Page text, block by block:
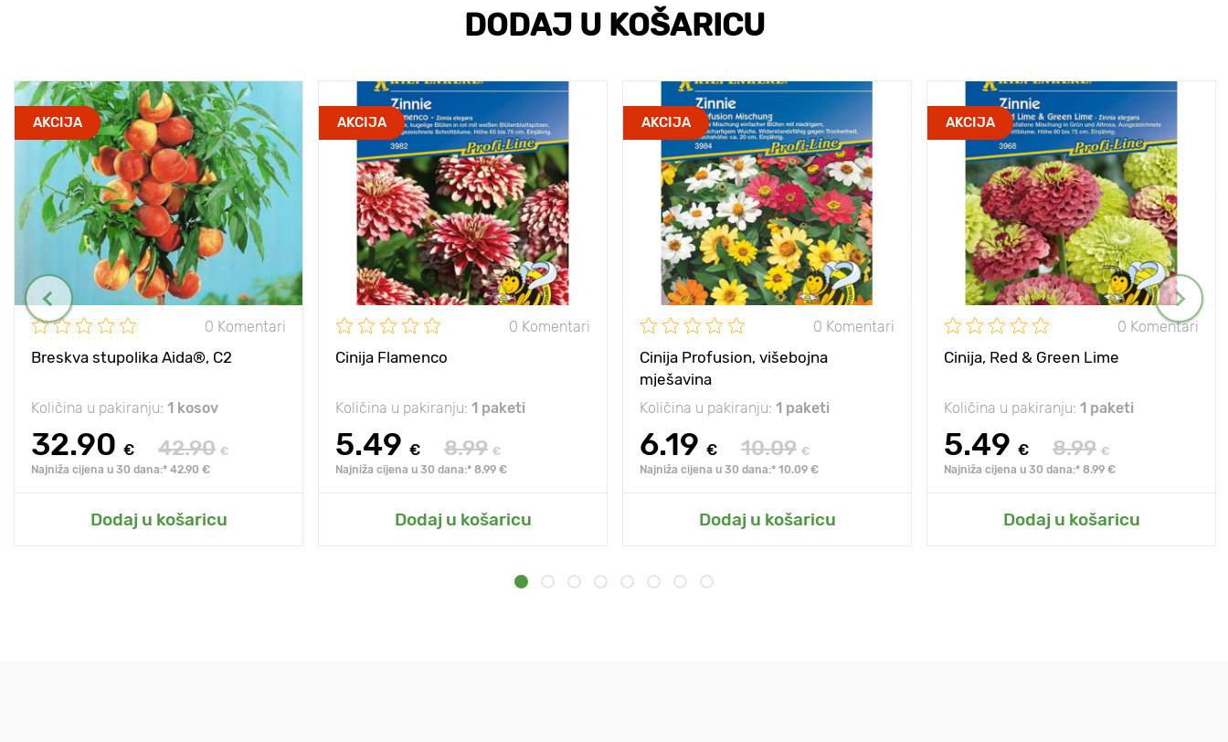
DODAJ U KOŠARICU
AKCIJA
0 Komentari
Breskva stupolika Aida®, C2
Količina u pakiranju: 1 kosov
32.90 € 42.90 €
Najniža cijena u 30 dana:* 42.90 €
Dodaj u košaricu
AKCIJA
0 Komentari
Cinija Flamenco
Količina u pakiranju: 1 paketi
5.49 € 8.99 €
Najniža cijena u 30 dana:* 8.99 €
Dodaj u košaricu
AKCIJA
0 Komentari
Cinija Profusion, višebojna
mješavina
Količina u pakiranju: 1 paketi
6.19 € 10.09 €
Najniža cijena u 30 dana:* 10.09 €
Dodaj u košaricu
AKCIJA
0 Komentari
Cinija, Red & Green Lime
Količina u pakiranju: 1 paketi
5.49 € 8.99 €
Najniža cijena u 30 dana:* 8.99 €
Dodaj u košaricu